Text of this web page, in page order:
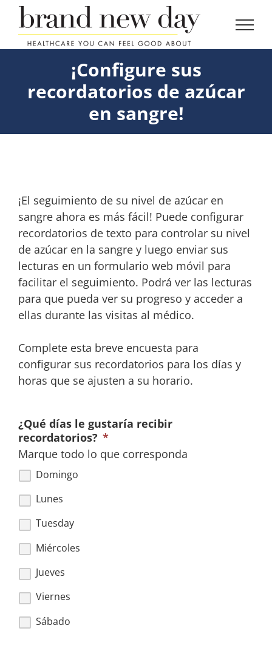
Skip
content
¡Configure sus
recordatorios de azúcar
en sangre!
¡El seguimiento de su nivel de azúcar en
sangre ahora es más fácil! Puede configurar
recordatorios de texto para controlar su nivel
de azúcar en la sangre y luego enviar sus
lecturas en un formulario web móvil para
facilitar el seguimiento. Podrá ver las lecturas
para que pueda ver su progreso y acceder a
ellas durante las visitas al médico.
Complete esta breve encuesta para
configurar sus recordatorios para los días y
horas que se ajusten a su horario.
¿Qué días le gustaría recibir
recordatorios? *
Marque todo lo que corresponda
Domingo
Lunes
Tuesday
Miércoles
Jueves
Viernes
Sábado